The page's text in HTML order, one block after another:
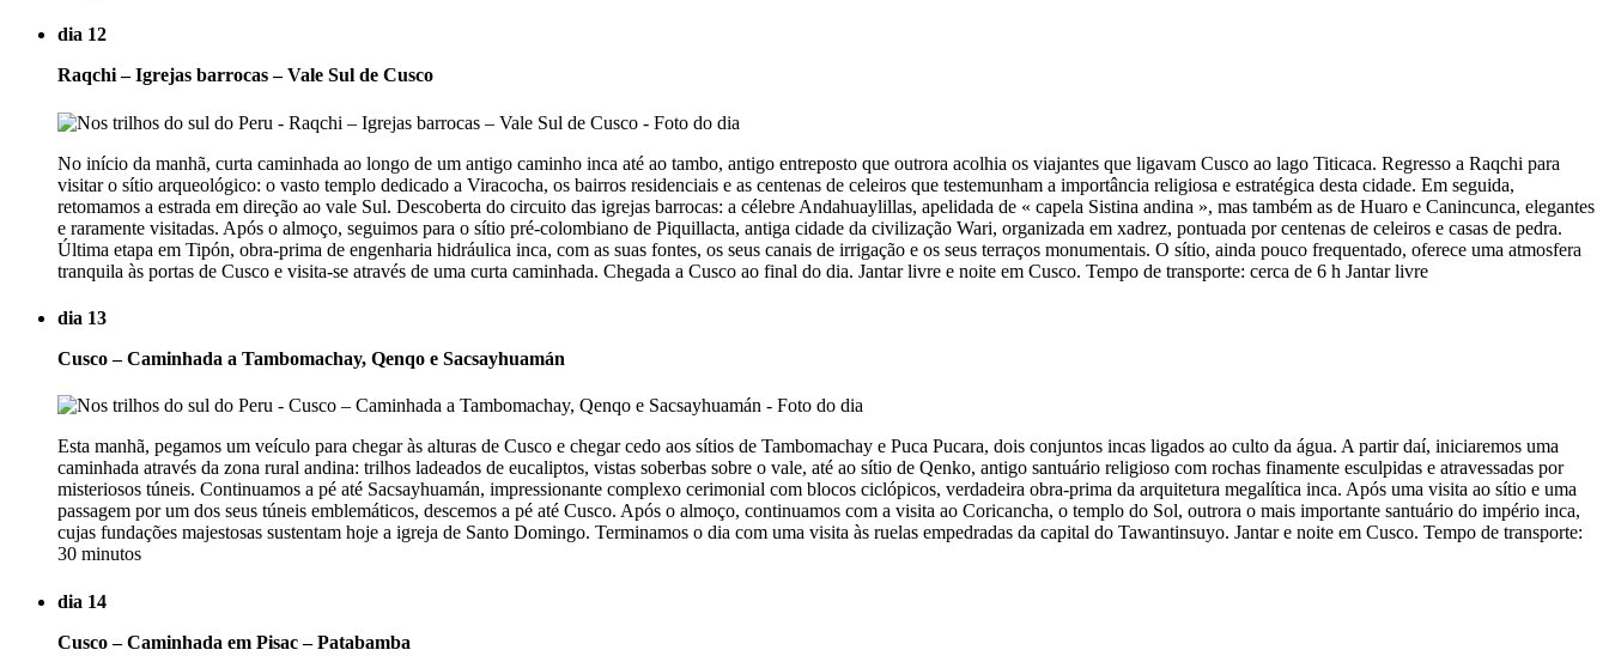
dia 12
Raqchi – Igrejas barrocas – Vale Sul de Cusco
No início da manhã, curta caminhada ao longo de um antigo caminho inca até ao tambo, antigo entreposto que outrora acolhia os viajantes que ligavam Cusco ao lago Titicaca. Regresso a Raqchi para
visitar o sítio arqueológico: o vasto templo dedicado a Viracocha, os bairros residenciais e as centenas de celeiros que testemunham a importância religiosa e estratégica desta cidade. Em seguida,
retomamos a estrada em direção ao vale Sul. Descoberta do circuito das igrejas barrocas: a célebre Andahuaylillas, apelidada de « capela Sistina andina », mas também as de Huaro e Canincunca, elegantes
e raramente visitadas. Após o almoço, seguimos para o sítio pré-colombiano de Piquillacta, antiga cidade da civilização Wari, organizada em xadrez, pontuada por centenas de celeiros e casas de pedra.
Última etapa em Tipón, obra-prima de engenharia hidráulica inca, com as suas fontes, os seus canais de irrigação e os seus terraços monumentais. O sítio, ainda pouco frequentado, oferece uma atmosfera
tranquila às portas de Cusco e visita-se através de uma curta caminhada. Chegada a Cusco ao final do dia. Jantar livre e noite em Cusco. Tempo de transporte: cerca de 6 h Jantar livre
dia 13
Cusco – Caminhada a Tambomachay, Qenqo e Sacsayhuamán
Esta manhã, pegamos um veículo para chegar às alturas de Cusco e chegar cedo aos sítios de Tambomachay e Puca Pucara, dois conjuntos incas ligados ao culto da água. A partir daí, iniciaremos uma
caminhada através da zona rural andina: trilhos ladeados de eucaliptos, vistas soberbas sobre o vale, até ao sítio de Qenko, antigo santuário religioso com rochas finamente esculpidas e atravessadas por
misteriosos túneis. Continuamos a pé até Sacsayhuamán, impressionante complexo cerimonial com blocos ciclópicos, verdadeira obra-prima da arquitetura megalítica inca. Após uma visita ao sítio e uma
passagem por um dos seus túneis emblemáticos, descemos a pé até Cusco. Após o almoço, continuamos com a visita ao Coricancha, o templo do Sol, outrora o mais importante santuário do império inca,
cujas fundações majestosas sustentam hoje a igreja de Santo Domingo. Terminamos o dia com uma visita às ruelas empedradas da capital do Tawantinsuyo. Jantar e noite em Cusco. Tempo de transporte:
30 minutos
dia 14
Cusco – Caminhada em Pisac – Patabamba